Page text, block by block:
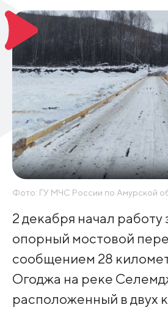
Фото: ГУ МЧС России по Амурской
2 декабря начал работу
опорный мостовой
сообщением 28
Огоджа на реке
расположенный в двух